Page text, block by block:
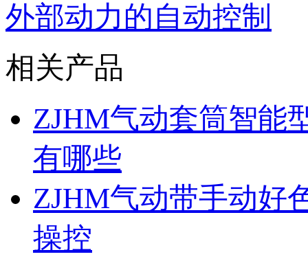
外部动力的自动控制
相关产品
ZJHM气动套筒智能
有哪些
ZJHM气动带手动好
操控